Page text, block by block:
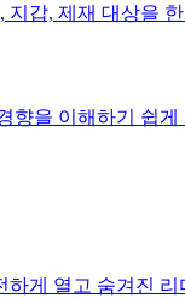
지갑, 제재 대상을
향을 이해하기 쉽게
하게 열고 숨겨진 리